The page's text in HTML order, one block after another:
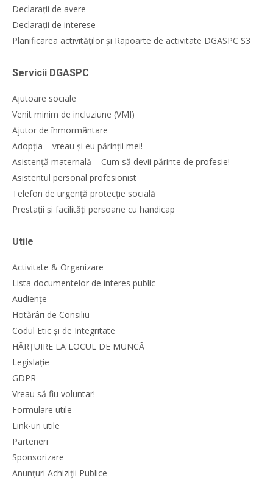
Declarații de avere
Declarații de interese
Planificarea activităților și Rapoarte de activitate DGASPC S3
Servicii DGASPC
Ajutoare sociale
Venit minim de incluziune (VMI)
Ajutor de înmormântare
Adopția – vreau și eu părinții mei!
Asistență maternală – Cum să devii părinte de profesie!
Asistentul personal profesionist
Telefon de urgență protecție socială
Prestații și facilități persoane cu handicap
Utile
Activitate & Organizare
Lista documentelor de interes public
Audiențe
Hotărâri de Consiliu
Codul Etic și de Integritate
HĂRȚUIRE LA LOCUL DE MUNCĂ
Legislație
GDPR
Vreau să fiu voluntar!
Formulare utile
Link-uri utile
Parteneri
Sponsorizare
Anunțuri Achiziții Publice